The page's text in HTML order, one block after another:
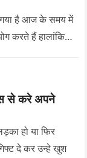
है आज के समय में
करते हैं हालांकि…
से करे अपने
हो या फिर
दे कर उन्हे खुश